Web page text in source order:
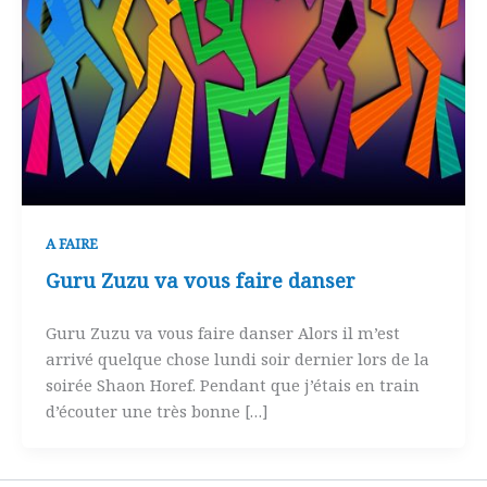
A FAIRE
Guru Zuzu va vous faire danser
Guru Zuzu va vous faire danser Alors il m’est
arrivé quelque chose lundi soir dernier lors de la
soirée Shaon Horef. Pendant que j’étais en train
d’écouter une très bonne […]